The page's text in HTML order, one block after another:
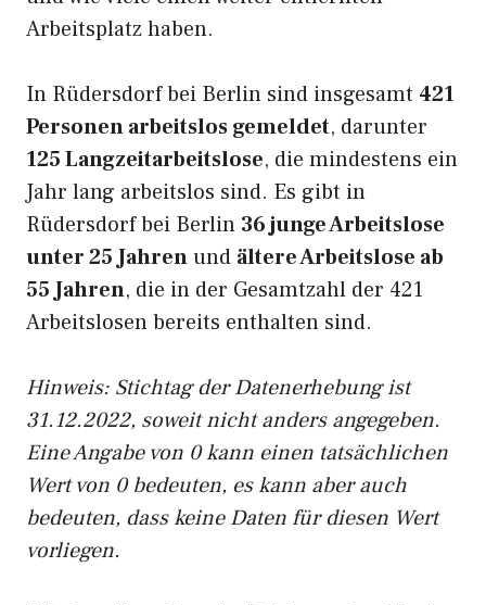
Arbeitsplatz haben.
In Rüdersdorf bei Berlin sind insgesamt 421
Personen arbeitslos gemeldet, darunter
125 Langzeitarbeitslose, die mindestens ein
Jahr lang arbeitslos sind. Es gibt in
Rüdersdorf bei Berlin 36 junge Arbeitslose
unter 25 Jahrenund ältere Arbeitslose ab
55 Jahren, die in der Gesamtzahl der 421
Arbeitslosen bereits enthalten sind.
Hinweis: Stichtag der Datenerhebung ist
31.12.2022, soweit nicht anders angegeben.
Eine Angabe von 0 kann einen tatsächlichen
Wert von 0 bedeuten, es kann aber auch
bedeuten, dass keine Daten für diesen Wert
vorliegen.